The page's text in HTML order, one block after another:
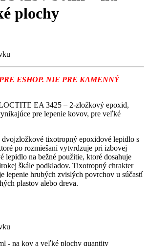
plochy
ESHOP. NIE PRE KAMENNÝ
EA 3425 – 2-zložkový epoxid,
pre lepenie kovov, pre veľké
tixotropný epoxidové lepidlo s
po rozmiešaní vytvrdzuje pri izbovej
lepidlo na bežné použitie, ktoré dosahuje
škále podkladov. Tixotropný chrakter
lepenie hrubých zvislých povrchov u súčastí
plastov alebo dreva.
- na kov a veľké plochy quantity